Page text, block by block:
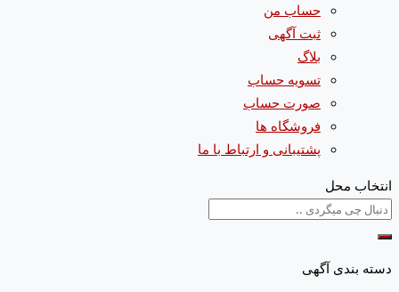
حساب من
ثبت آگهی
بلاگ
تسویه حساب
صورت حساب
فروشگاه ها
پشتیبانی و ارتباط با ما
انتخاب محل
دسته بندی آگهی